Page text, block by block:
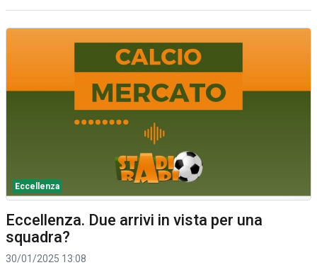
Eccellenza
Eccellenza. Due arrivi in vista per una
squadra?
30/01/2025 13:08